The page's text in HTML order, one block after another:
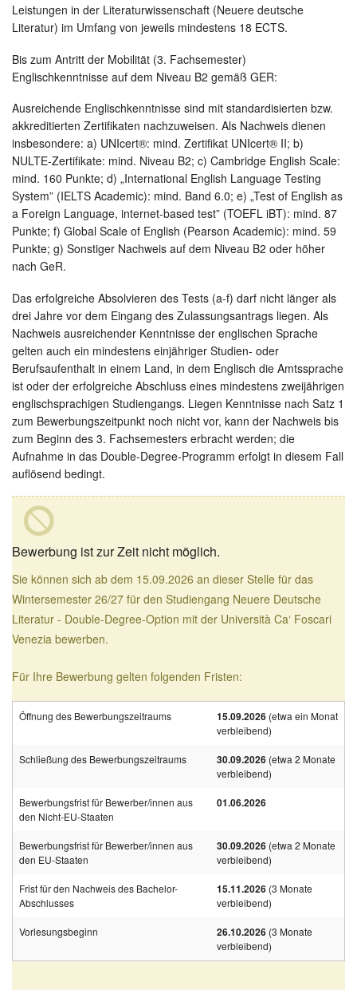
Leistungen in der Literaturwissenschaft (Neuere deutsche
Literatur) im Umfang von jeweils mindestens 18 ECTS.
Bis zum Antritt der Mobilität (3. Fachsemester)
Englischkenntnisse auf dem Niveau B2 gemäß GER:
Ausreichende Englischkenntnisse sind mit standardisierten bzw.
akkreditierten Zertifikaten nachzuweisen. Als Nachweis dienen
insbesondere: a) UNIcert®: mind. Zertifikat UNIcert® II; b)
NULTE-Zertifikate: mind. Niveau B2; c) Cambridge English Scale:
mind. 160 Punkte; d) „International English Language Testing
System” (IELTS Academic): mind. Band 6.0; e) „Test of English as
a Foreign Language, internet-based test” (TOEFL iBT): mind. 87
Punkte; f) Global Scale of English (Pearson Academic): mind. 59
Punkte; g) Sonstiger Nachweis auf dem Niveau B2 oder höher
nach GeR.
Das erfolgreiche Absolvieren des Tests (a-f) darf nicht länger als
drei Jahre vor dem Eingang des Zulassungsantrags liegen. Als
Nachweis ausreichender Kenntnisse der englischen Sprache
gelten auch ein mindestens einjähriger Studien- oder
Berufsaufenthalt in einem Land, in dem Englisch die Amtssprache
ist oder der erfolgreiche Abschluss eines mindestens zweijährigen
englischsprachigen Studiengangs. Liegen Kenntnisse nach Satz 1
zum Bewerbungszeitpunkt noch nicht vor, kann der Nachweis bis
zum Beginn des 3. Fachsemesters erbracht werden; die
Aufnahme in das Double-Degree-Programm erfolgt in diesem Fall
auflösend bedingt.
Bewerbung ist zur Zeit nicht möglich.
Sie können sich ab dem 15.09.2026 an dieser Stelle für das
Wintersemester 26/27 für den Studiengang Neuere Deutsche
Literatur - Double-Degree-Option mit der Università Ca‘ Foscari
Venezia bewerben.
Für Ihre Bewerbung gelten folgenden Fristen:
Öffnung des Bewerbungszeitraums 15.09.2026(etwa ein Monat
verbleibend)
Schließung des Bewerbungszeitraums 30.09.2026(etwa 2 Monate
verbleibend)
Bewerbungsfrist für Bewerber/innen aus
den Nicht-EU-Staaten
01.06.2026
Bewerbungsfrist für Bewerber/innen aus
den EU-Staaten
30.09.2026(etwa 2 Monate
verbleibend)
Frist für den Nachweis des Bachelor-
Abschlusses
15.11.2026(3 Monate
verbleibend)
Vorlesungsbeginn 26.10.2026(3 Monate
verbleibend)